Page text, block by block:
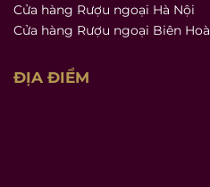
Cửa hàng Rượu ngoại Hà Nội
Cửa hàng Rượu ngoại Biên Hoà
ĐỊA ĐIỂM